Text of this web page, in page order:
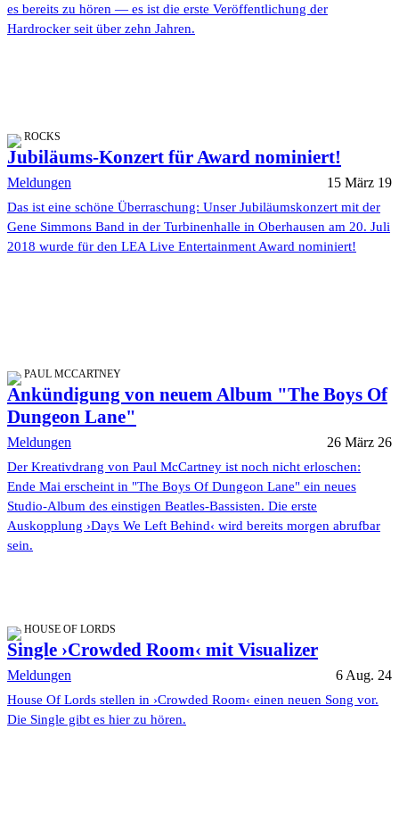
es bereits zu hören — es ist die erste Veröffentlichung der
Hardrocker seit über zehn Jahren.
ROCKS
Jubiläums-Konzert für Award nominiert!
Meldungen 15 März 19
Das ist eine schöne Überraschung: Unser Jubiläumskonzert mit der
Gene Simmons Band in der Turbinenhalle in Oberhausen am 20. Juli
2018 wurde für den LEA Live Entertainment Award nominiert!
PAUL MCCARTNEY
Ankündigung von neuem Album "The Boys Of
Dungeon Lane"
Meldungen 26 März 26
Der Kreativdrang von Paul McCartney ist noch nicht erloschen:
Ende Mai erscheint in "The Boys Of Dungeon Lane" ein neues
Studio-Album des einstigen Beatles-Bassisten. Die erste
Auskopplung ›Days We Left Behind‹ wird bereits morgen abrufbar
sein.
HOUSE OF LORDS
Single ›Crowded Room‹ mit Visualizer
Meldungen 6 Aug. 24
House Of Lords stellen in ›Crowded Room‹ einen neuen Song vor.
Die Single gibt es hier zu hören.